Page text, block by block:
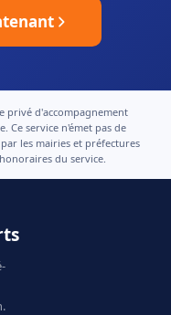
privé d'accompagnement
Ce service n'émet pas de
les mairies et préfectures
du service.